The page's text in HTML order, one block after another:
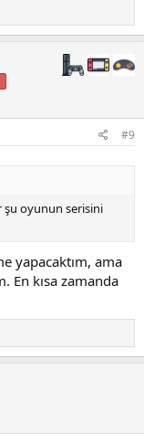
#9
şu oyunun serisini
yapacaktım, ama
En kısa zamanda